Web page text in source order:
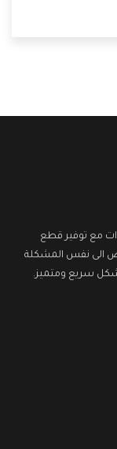
تسهل على
مع توفير قطع
الى نفس المشكلة
بشكل سريع ومتميز.